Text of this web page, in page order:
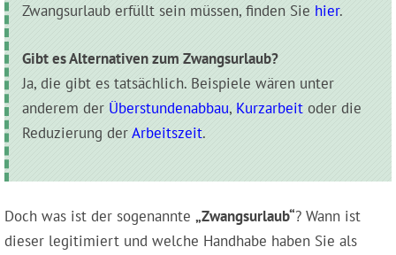
Zwangsurlaub erfüllt sein müssen, finden Sie hier.
Gibt es Alternativen zum Zwangsurlaub?
Ja, die gibt es tatsächlich. Beispiele wären unter
anderem der Überstundenabbau, Kurzarbeit oder die
Reduzierung derArbeitszeit.
Doch was ist der sogenannte „Zwangsurlaub“? Wann ist
dieser legitimiert und welche Handhabe haben Sie als